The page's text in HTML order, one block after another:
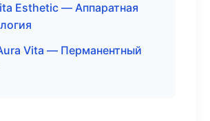
Esthetic — Аппаратная
Vita — Перманентный